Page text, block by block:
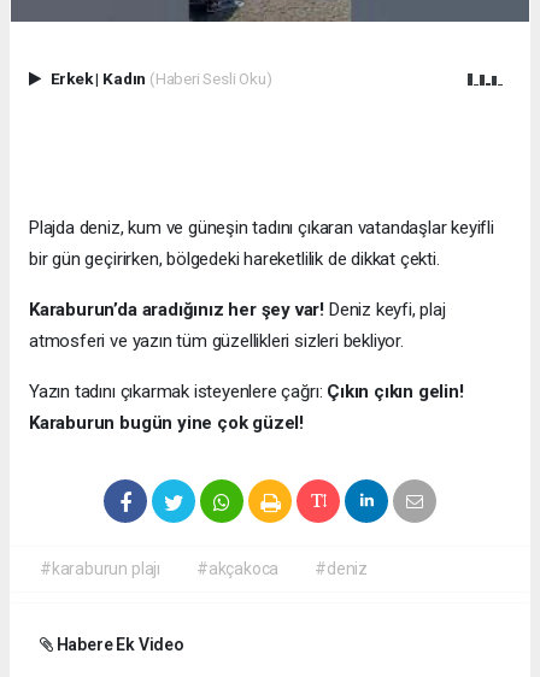
Erkek| Kadın (Haberi Sesli Oku)
Plajda deniz, kum ve güneşin tadını çıkaran vatandaşlar keyifli
bir gün geçirirken, bölgedeki hareketlilik de dikkat çekti.
Karaburun’da aradığınız her şey var! Deniz keyfi, plaj
atmosferi ve yazın tüm güzellikleri sizleri bekliyor.
Yazın tadını çıkarmak isteyenlere çağrı: Çıkın çıkın gelin!
Karaburun bugün yine çok güzel!
#karaburun plajı #akçakoca #deniz
Habere Ek Video